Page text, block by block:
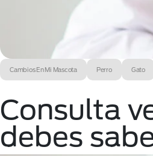
Cambios En Mi Mascota Perro Gato
Consulta
debes